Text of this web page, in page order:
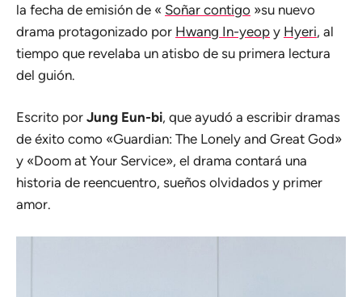
la fecha de emisión de « Soñar contigo »su nuevo
drama protagonizado por Hwang In-yeop y Hyeri, al
tiempo que revelaba un atisbo de su primera lectura
del guión.
Escrito por Jung Eun-bi, que ayudó a escribir dramas
de éxito como «Guardian: The Lonely and Great God»
y «Doom at Your Service», el drama contará una
historia de reencuentro, sueños olvidados y primer
amor.